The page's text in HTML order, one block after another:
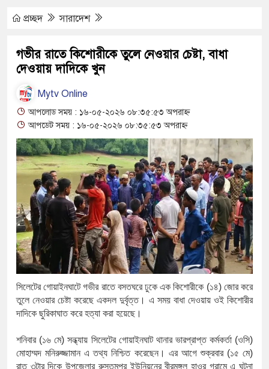
কর্মসূচীর শুভসূচনা।
থাকায় বিক্রিতে নিষেধাজ্ঞা
অত্যাচারের ছবি যেন আর তুলতে
আলাল
‘গুলশানের চামেলি’তে ভিন্ন রূপে
যৌনকর্মীর দালাল চরিত্রে
সারজিস-পাটোয়ারীসহ ১০ জনের
গুলশান থেকে সাবেক মন্ত্রী লতিফ
‘স্কুটি নাকি গোল্ড?’ ক্যাম্পেইনের
সংবিধান অনুযায়ী যথাসময়ে রাষ্ট্রপতি
প্রচ্ছদ সারাদেশ
গভীর রাতে কিশোরীকে তুলে নেওয়ার চেষ্টা, বাধা
দেওয়ায় দাদিকে খুন
Mytv Online
আপলোড সময় : ১৬-০৫-২০২৬ ০৮:৩৫:৫৩ অপরাহ্ন
আপডেট সময় : ১৬-০৫-২০২৬ ০৮:৩৫:৫৩ অপরাহ্ন
সিলেটের গোয়াইনঘাটে গভীর রাতে বসতঘরে ঢুকে এক কিশোরীকে (১৪) জোর করে
তুলে নেওয়ার চেষ্টা করেছে একদল দুর্বৃত্ত। এ সময় বাধা দেওয়ায় ওই কিশোরীর
দাদিকে ছুরিকাঘাত করে হত্যা করা হয়েছে।
শনিবার(১৬ মে)সন্ধ্যায় সিলেটের গোয়াইনঘাট থানার ভারপ্রাপ্ত কর্মকর্তা (ওসি)
মোহাম্মদ মনিরুজ্জামান এ তথ্য নিশ্চিত করেছেন। এর আগে শুক্রবার(১৫ মে)
রাত ৩টার দিকে উপজেলার রুস্তমপুর ইউনিয়নের বীরমঙ্গল হাওর গ্রামে এ ঘটনা